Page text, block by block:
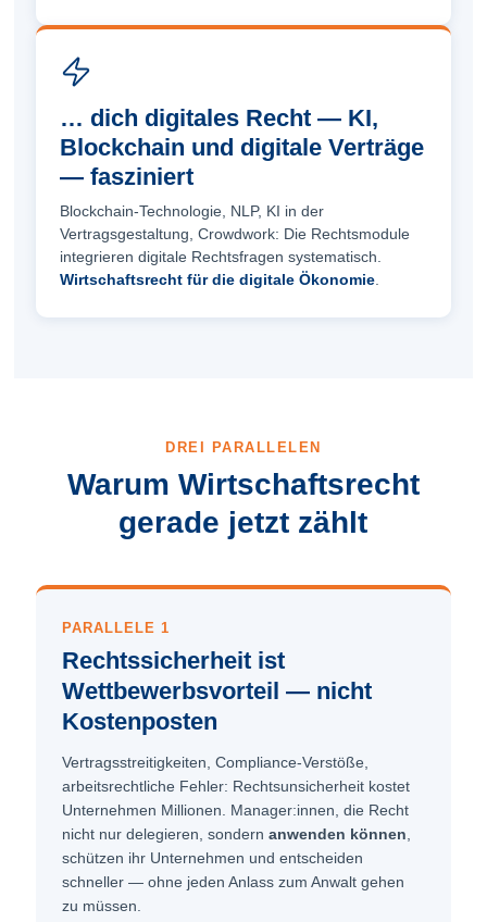
… dich digitales Recht — KI,
Blockchain und digitale Verträge
— fasziniert
Blockchain-Technologie, NLP, KI in der
Vertragsgestaltung, Crowdwork: Die Rechts­module
integrieren digitale Rechtsfragen systematisch.
Wirtschaftsrecht für die digitale Ökonomie
DREI PARALLELEN
Warum Wirtschaftsrecht
gerade jetzt zählt
PARALLELE 1
Rechts­sicherheit ist
Wettbewerbs­vorteil — nicht
Kostenposten
Vertragsstreitigkeiten, Compliance-Verstöße,
arbeitsrechtliche Fehler: Rechtsunsicherheit kostet
Unternehmen Millionen. Manager:innen, die Recht
nicht nur delegieren, sondernanwenden können
schützen ihr Unternehmen und entscheiden
schneller — ohne jeden Anlass zum Anwalt gehen
zu müssen.